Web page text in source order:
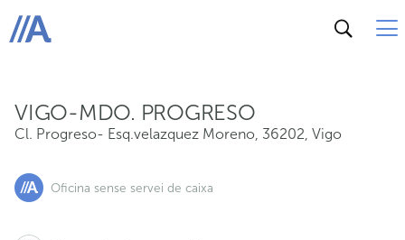
ABANCA
VIGO-MDO. PROGRESO
Cl. Progreso- Esq.velazquez Moreno, 36202, Vigo
Oficina sense servei de caixa